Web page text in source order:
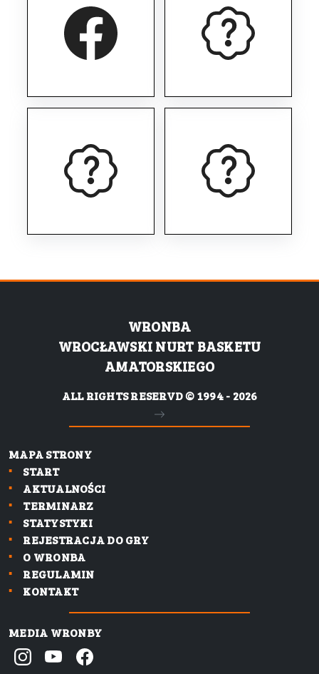
WRONBA
WROCŁAWSKI NURT BASKETU
AMATORSKIEGO
ALL RIGHTS RESERVD © 1994 - 2026
MAPA STRONY
START
AKTUALNOŚCI
TERMINARZ
STATYSTYKI
REJESTRACJA DO GRY
O WRONBA
REGULAMIN
KONTAKT
MEDIA WRONBY